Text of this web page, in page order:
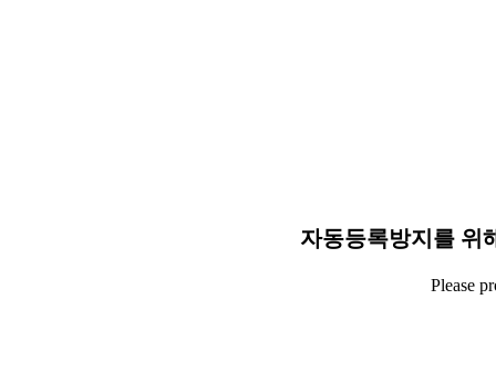
자동등록방지를 위
Please